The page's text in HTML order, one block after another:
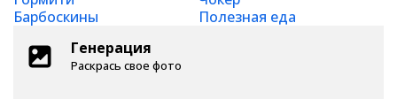
Барбоскины
Полезная еда
Генерация
Раскрась свое фото